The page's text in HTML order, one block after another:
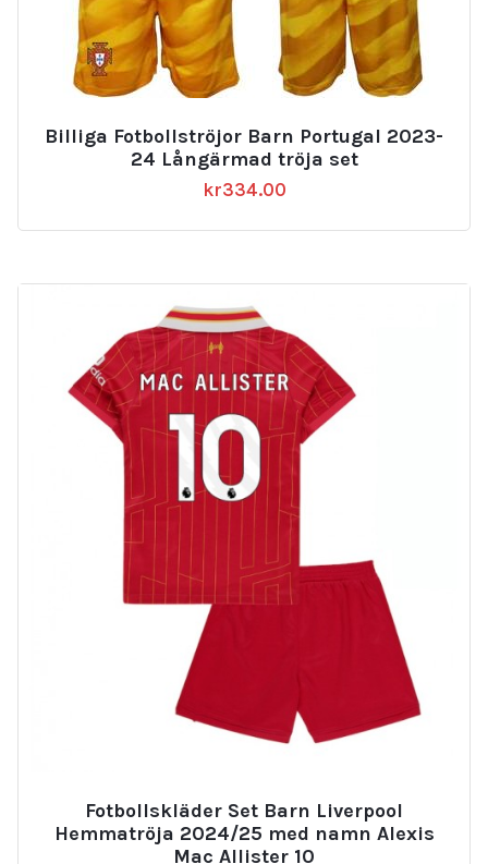
Billiga Fotbollströjor Barn Portugal 2023-
24 Långärmad tröja set
kr334.00
Fotbollskläder Set Barn Liverpool
Hemmatröja 2024/25 med namn Alexis
Mac Allister 10